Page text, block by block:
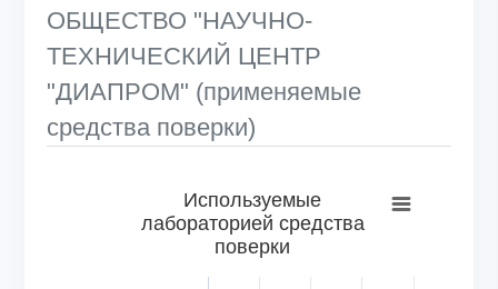
ОБЩЕСТВО "НАУЧНО-
ТЕХНИЧЕСКИЙ ЦЕНТР
"ДИАПРОМ" (применяемые
средства поверки)
Bar chart with 6 bars.
View as data table, Используемые лабораторией
The chart has 1 X axis displaying categories.
Используемые
лабораторией средства
поверки